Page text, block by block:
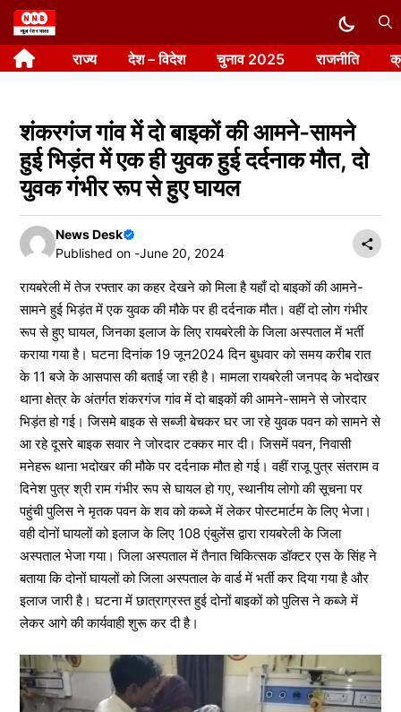
Skip
to
content राज्य देश – विदेश चुनाव 2025 राजनीति
शंकरगंज गांव में दो बाइकों की आमने-सामने
हुई भिड़ंत में एक ही युवक हुई दर्दनाक मौत, दो
युवक गंभीर रूप से हुए घायल
News Desk
Published on -June 20, 2024
रायबरेली में तेज रफ्तार का कहर देखने को मिला है यहाँ दो बाइकों की आमने-
सामने हुई भिड़ंत में एक युवक की मौके पर ही दर्दनाक मौत। वहीं दो लोग गंभीर
रूप से हुए घायल, जिनका इलाज के लिए रायबरेली के जिला अस्पताल में भर्ती
कराया गया है। घटना दिनांक 19 जून2024 दिन बुधवार को समय करीब रात
के 11 बजे के आसपास की बताई जा रही है। मामला रायबरेली जनपद के भदोखर
थाना क्षेत्र के अंतर्गत शंकरगंज गांव में दो बाइकों की आमने-सामने से जोरदार
भिड़ंत हो गई। जिसमे बाइक से सब्जी बेचकर घर जा रहे युवक पवन को सामने से
आ रहे दूसरे बाइक सवार ने जोरदार टक्कर मार दी। जिसमें पवन, निवासी
मनेहरू थाना भदोखर की मौके पर दर्दनाक मौत हो गई। वहीं राजू पुत्र संतराम व
दिनेश पुत्र श्री राम गंभीर रूप से घायल हो गए, स्थानीय लोगो की सूचना पर
पहुंची पुलिस ने मृतक पवन के शव को कब्जे में लेकर पोस्टमार्टम के लिए भेजा।
वही दोनों घायलों को इलाज के लिए 108 एंबुलेंस द्वारा रायबरेली के जिला
अस्पताल भेजा गया। जिला अस्पताल में तैनात चिकित्सक डॉक्टर एस के सिंह ने
बताया कि दोनों घायलों को जिला अस्पताल के वार्ड में भर्ती कर दिया गया है और
इलाज जारी है। घटना में छात्राग्रस्त हुई दोनों बाइकों को पुलिस ने कब्जे में
लेकर आगे की कार्यवाही शुरू कर दी है।